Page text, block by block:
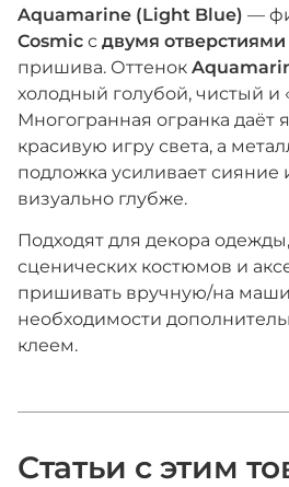
Aquamarine (Light Blue) —
Cosmic с двумя отверстиями
пришива. Оттенок
холодный голубой, чистый и
Многогранная огранка даёт
красивую игру света, а
подложка усиливает сияние
визуально глубже.
Подходят для декора
сценических костюмов и
пришивать вручную/на
необходимости
клеем.
Статьи с этим